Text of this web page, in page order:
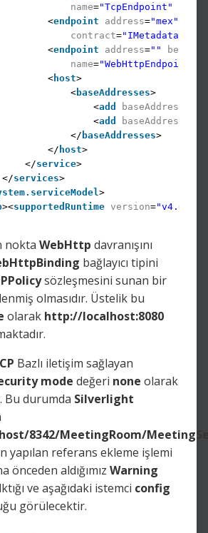
name="TcpEndpoint"
<endpoint address="mex"
contract=
<endpoint address=""
name="WebHttpEndpoint"
< host>
<baseAddresses>
<add baseAddress
<add baseAddress
</ baseAddresses>
</ host>
</service>
</services>
>
><supportedRuntime version="v4.0"
nokta WebHttp davranışını
bağlayıcı tipini
sözleşmesini sunan bir
olmasıdır. Üstelik bu
olarak http://localhost:8080
Bazlı iletişim sağlayan
mode değeri none olarak
Bu durumda Silverlight
8342/MeetingRoom/
yapılan referans ekleme işlemi
önceden aldığımız Warning
ve aşağıdaki istemci config
görülecektir.